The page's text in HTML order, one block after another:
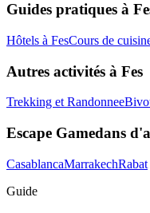
Guides pratiques à
Hôtels à FesCours de
Autres activités à Fes
Trekking et Randonnee
Escape Gamedans
CasablancaMarrakechRabat
Guide